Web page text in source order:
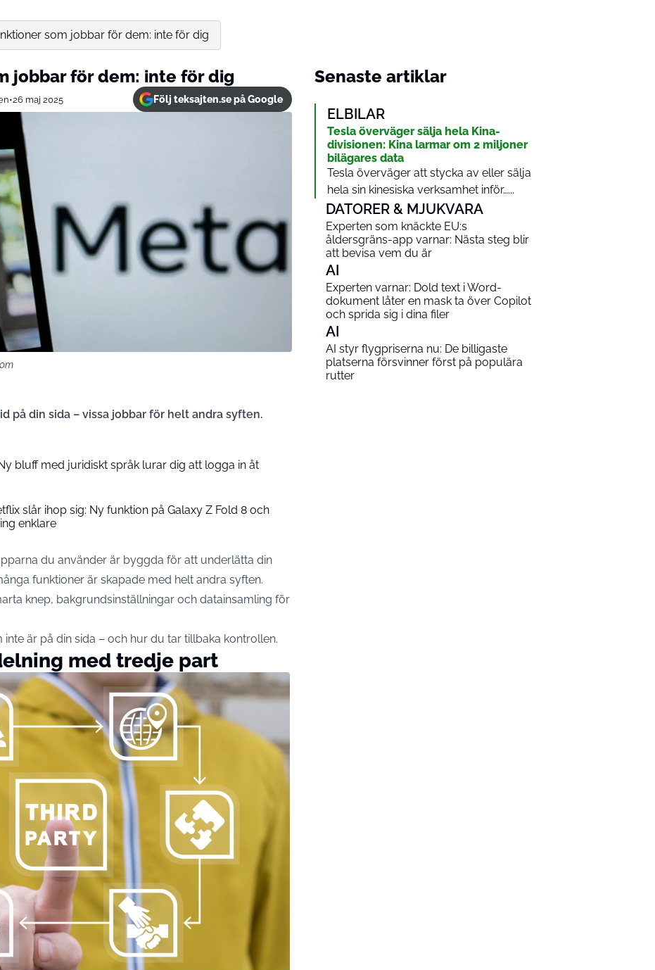
som jobbar för dem: inte för dig
jobbar för dem: inte för dig
•26 maj 2025 Följ teksajten.se på Google
på din sida – vissa jobbar för helt andra syften.
bluff med juridiskt språk lurar dig att logga in åt
slår ihop sig: Ny funktion på Galaxy Z Fold 8 och
enklare
du använder är byggda för att underlätta din
funktioner är skapade med helt andra syften.
knep, bakgrundsinställningar och datainsamling för
är på din sida – och hur du tar tillbaka kontrollen.
med tredje part
Senaste artiklar
ELBILAR
Tesla överväger sälja hela Kina-
divisionen: Kina larmar om 2 miljoner
bilägares data
Tesla överväger att stycka av eller sälja
hela sin kinesiska verksamhet inför…...
DATORER & MJUKVARA
Experten som knäckte EU:s
åldersgräns-app varnar: Nästa steg blir
att bevisa vem du är
AI
Experten varnar: Dold text i Word-
dokument låter en mask ta över Copilot
och sprida sig i dina filer
AI
AI styr flygpriserna nu: De billigaste
platserna försvinner först på populära
rutter